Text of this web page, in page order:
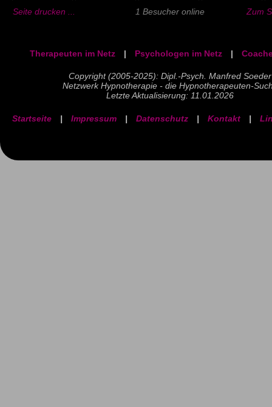
Seite drucken ... 1 Besucher online Zum
Therapeuten im Netz | Psychologen im Netz |
Copyright (2005-2025): Dipl.-Psych. Manfred Soeder
Netzwerk Hypnotherapie - die Hypnotherapeuten-
Letzte Aktualisierung: 11.01.2026
Startseite | Impressum | Datenschutz | Kontakt |